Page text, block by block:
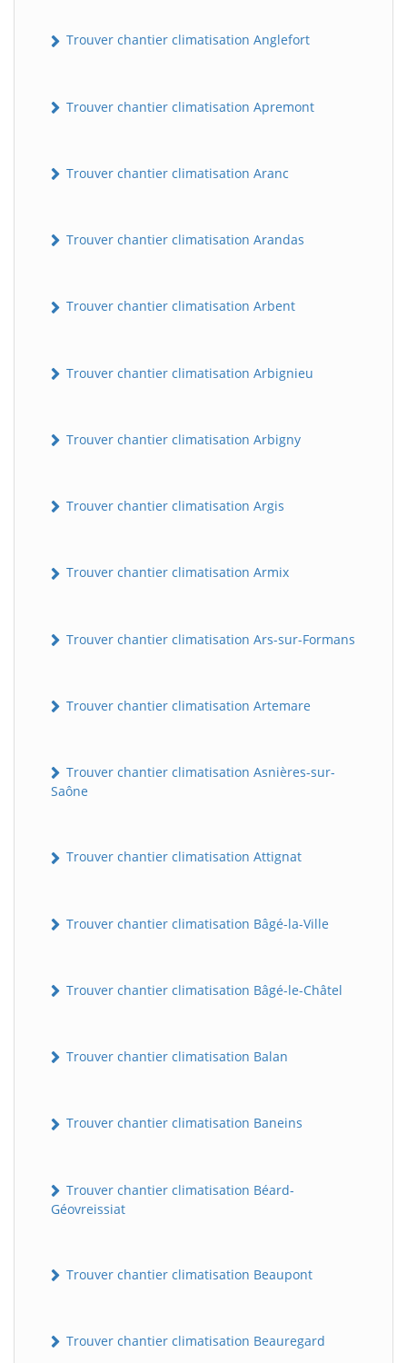
Trouver chantier climatisation Anglefort
Trouver chantier climatisation Apremont
Trouver chantier climatisation Aranc
Trouver chantier climatisation Arandas
Trouver chantier climatisation Arbent
Trouver chantier climatisation Arbignieu
Trouver chantier climatisation Arbigny
Trouver chantier climatisation Argis
Trouver chantier climatisation Armix
Trouver chantier climatisation Ars-sur-Formans
Trouver chantier climatisation Artemare
Trouver chantier climatisation Asnières-sur-
Saône
Trouver chantier climatisation Attignat
Trouver chantier climatisation Bâgé-la-Ville
Trouver chantier climatisation Bâgé-le-Châtel
Trouver chantier climatisation Balan
Trouver chantier climatisation Baneins
Trouver chantier climatisation Béard-
Géovreissiat
Trouver chantier climatisation Beaupont
Trouver chantier climatisation Beauregard